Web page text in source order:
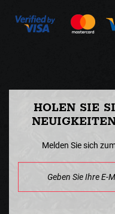
HOLEN SIE
Melden Sie sich